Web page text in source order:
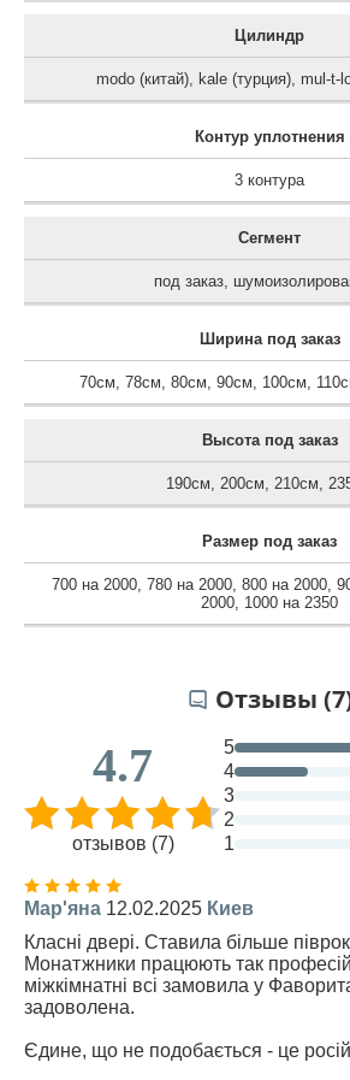
Цилиндр
modo (китай) kale (турция) mul-t-
Контур уплотнения
3 контура
Сегмент
под заказ
Ширина под заказ
70см 78см 80см 90см 100см
Высота под заказ
190см 200см 210см
Размер под заказ
700 на 2000 780 на 2000 800 на 2000
2000 1000 на 2350
Отзывы
4.7
отзывов (7)
5
4
3
2
1
Мар'яна 12.02.2025 Киев
Класні двері. Ставила більше
Монатжники працюють так
міжкімнатні всі замовила у
задоволена.
Єдине, що не подобається - це